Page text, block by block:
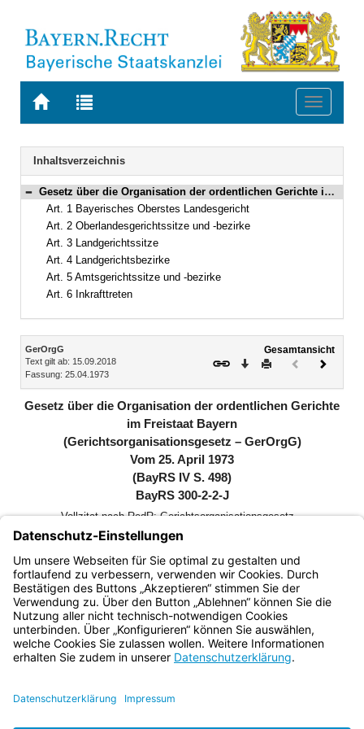
Zur
BAYERN.RECHT
Zur
letzten
Suche
Toggle
Navigation
Inhaltsverzeichnis
Bereich reduzieren
Gesetz über die Organisation der ordentlichen Gerichte im Freistaat Bayern (Gerichtsorganisationsgesetz – GerOrgG) Vom 25. April 1973 (BayRS IV S. 498) BayRS 300-2-2-J (Art. 1–6)
Art. 1 Bayerisches Oberstes Landesgericht
Art. 2 Oberlandesgerichtssitze und -bezirke
Art. 3 Landgerichtssitze
Art. 4 Landgerichtsbezirke
Art. 5 Amtsgerichtssitze und -bezirke
Art. 6 Inkrafttreten
Inhalt
GerOrgG
Text gilt ab: 15.09.2018
Fassung: 25.04.1973
Gesamtansicht
Download
DruckenVorheriges
(inaktiv)
Gesetz über die Organisation der ordentlichen Gerichte
im Freistaat Bayern
(Gerichtsorganisationsgesetz – GerOrgG)
Vom 25. April 1973
(BayRS IV S. 498)
BayRS 300-2-2-J
Vollzitat nach RedR: Gerichtsorganisationsgesetz
(GerOrgG) in der in der Bayerischen Rechtssammlung
(BayRS 300-2-2-J) veröffentlichten bereinigten Fassung,
das zuletzt durch § 1 des Gesetzes vom 12. Juli 2018
(GVBl. S. 545) geändert worden ist
Bayern.de
BayernPortal
Impressum